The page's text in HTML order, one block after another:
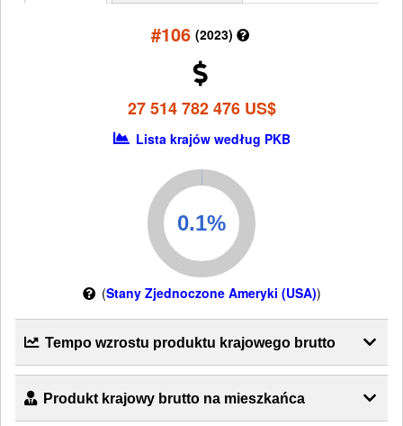
#106 (2023)
27 514 782 476 US$
Lista krajów według PKB
(Stany Zjednoczone Ameryki (USA))
Tempo wzrostu produktu krajowego brutto
Produkt krajowy brutto na mieszkańca